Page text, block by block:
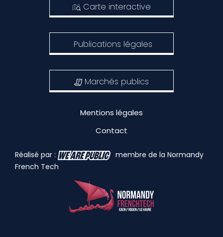
Carte interactive
Publications légales
Marchés publics
Mentions légales
Contact
Réalisé par :
membre de la Normandy
French Tech